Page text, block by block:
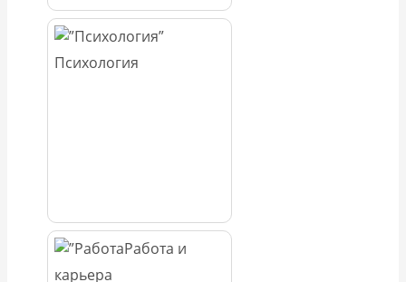
Психология
Работа и
карьера